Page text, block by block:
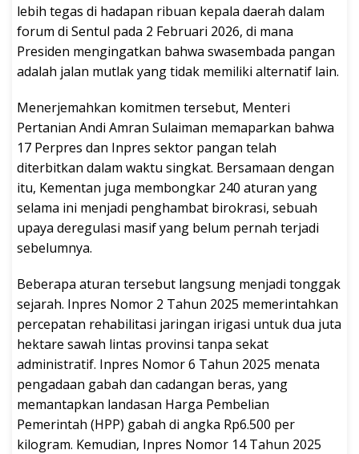
lebih tegas di hadapan ribuan kepala daerah dalam
forum di Sentul pada 2 Februari 2026, di mana
Presiden mengingatkan bahwa swasembada pangan
adalah jalan mutlak yang tidak memiliki alternatif lain.
Menerjemahkan komitmen tersebut, Menteri
Pertanian Andi Amran Sulaiman memaparkan bahwa
17 Perpres dan Inpres sektor pangan telah
diterbitkan dalam waktu singkat. Bersamaan dengan
itu, Kementan juga membongkar 240 aturan yang
selama ini menjadi penghambat birokrasi, sebuah
upaya deregulasi masif yang belum pernah terjadi
sebelumnya.
Beberapa aturan tersebut langsung menjadi tonggak
sejarah. Inpres Nomor 2 Tahun 2025 memerintahkan
percepatan rehabilitasi jaringan irigasi untuk dua juta
hektare sawah lintas provinsi tanpa sekat
administratif. Inpres Nomor 6 Tahun 2025 menata
pengadaan gabah dan cadangan beras, yang
memantapkan landasan Harga Pembelian
Pemerintah (HPP) gabah di angka Rp6.500 per
kilogram. Kemudian, Inpres Nomor 14 Tahun 2025